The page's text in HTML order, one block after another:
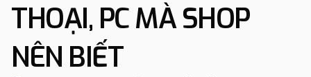
THOẠI, PC MÀ SHOP
NÊN BIẾT